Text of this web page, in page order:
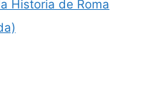
Historia de Roma